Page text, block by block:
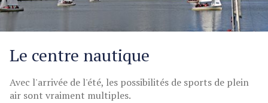
Le centre nautique
Avec l'arrivée de l'été, les possibilités de sports de plein
air sont vraiment multiples.